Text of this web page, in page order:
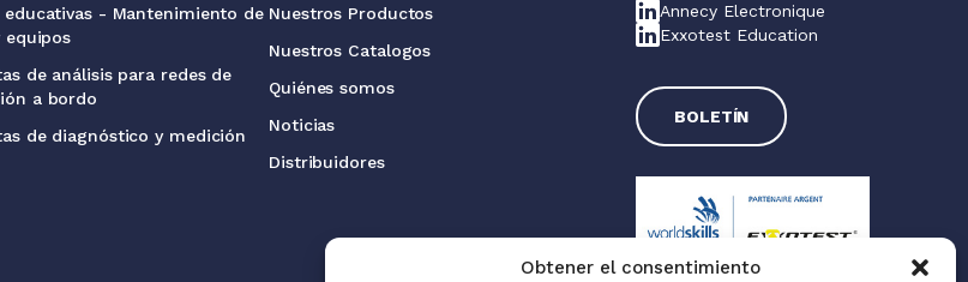
Obtener el consentimiento
educativas - Mantenimiento de
equipos
de análisis para redes de
a bordo
de diagnóstico y medición
Nuestros Productos
Nuestros Catalogos
Quiénes somos
Noticias
Distribuidores
Annecy Electronique
Exxotest Education
BOLETÍN